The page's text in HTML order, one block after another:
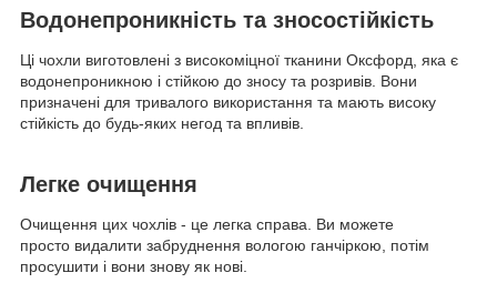
Водонепроникність та зносостійкість
Ці чохли виготовлені з високоміцної тканини Оксфорд, яка є
водонепроникною і стійкою до зносу та розривів. Вони
призначені для тривалого використання та мають високу
стійкість до будь-яких негод та впливів.
Легке очищення
Очищення цих чохлів - це легка справа. Ви можете
просто видалити забруднення вологою ганчіркою, потім
просушити і вони знову як нові.